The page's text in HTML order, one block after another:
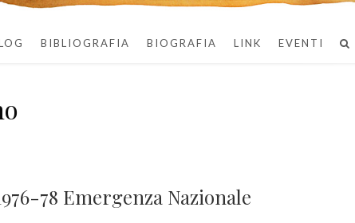
BIBLIOGRAFIA BIOGRAFIA LINK EVENTI
78 Emergenza Nazionale